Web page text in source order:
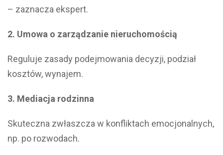
– zaznacza ekspert.
2. Umowa o zarządzanie nieruchomością
Reguluje zasady podejmowania decyzji, podział
kosztów, wynajem.
3. Mediacja rodzinna
Skuteczna zwłaszcza w konfliktach emocjonalnych,
np. po rozwodach.